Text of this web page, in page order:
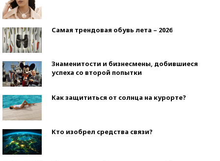
Самая трендовая обувь лета – 2026
Знаменитости и бизнесмены, добившиеся
успеха со второй попытки
Как защититься от солнца на курорте?
Кто изобрел средства связи?